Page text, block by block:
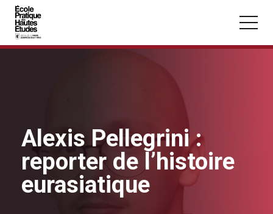
Vous recherchez peut-être :
Conférence Master Section
Alexis Pellegrini :
reporter de l’histoire
eurasiatique
Panneau de gestion des cookies